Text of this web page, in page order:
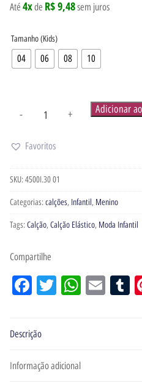
Até 4xde R$ 9,48sem juros
Tamanho (Kids)
04 06 08 10
- + Adicionar
Favoritos
SKU:4500I.30 01
Categorias:calções, Infantil, Menino
Tags:Calção, Calção Elástico, Moda Infantil
Compartilhe
Facebook
Twitter
Descrição
Informação adicional